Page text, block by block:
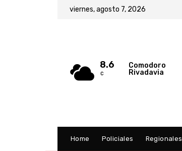
viernes, agosto 7, 2026
8.6
C
Comodoro
Rivadavia
Home Policiales Regionales